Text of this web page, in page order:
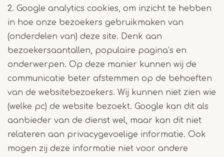
2. Google analytics cookies, om inzicht te hebben
in hoe onze bezoekers gebruikmaken van
(onderdelen van) deze site. Denk aan
bezoekersaantallen, populaire pagina’s en
onderwerpen. Op deze manier kunnen wij de
communicatie beter afstemmen op de behoeften
van de websitebezoekers. Wij kunnen niet zien wie
(welke pc) de website bezoekt. Google kan dit als
aanbieder van de dienst wel, maar kan dit niet
relateren aan privacygevoelige informatie. Ook
mogen zij deze informatie niet voor andere